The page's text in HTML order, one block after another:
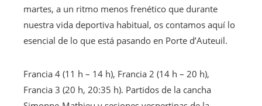
martes, a un ritmo menos frenético que durante
nuestra vida deportiva habitual, os contamos aquí lo
esencial de lo que está pasando en Porte d’Auteuil.
Francia 4 (11 h – 14 h), Francia 2 (14 h – 20 h),
Francia 3 (20 h, 20:35 h). Partidos de la cancha